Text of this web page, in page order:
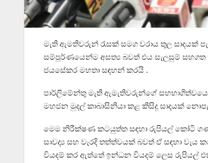
මැති ඇමතිවරුන් රැසක් සමග වරාය තුල සාදයක්
සම්පූර්ණයෙන්ම අසත්‍ය බවත් එය සැලසුම් සහගත
ජයසේකර මහතා සඳහන් කරයි .
පාර්ලිමේන්තු මැති ඇමැතිවරුන්ගේ
මහජන මුදල් කාබාසිනියා කළ කිසිදු සාදයක්
මෙම නිරීක්ෂණ කටයුත්ත සඳහා රුපියල් කෝටි
සාවද්‍ය සහ වැරදි තත්ත්වයක් බවත් ඒ සඳහා
වියදම් කර ඇත්තේ ඉන්ධන වියදම් ලෙස රුපියල්